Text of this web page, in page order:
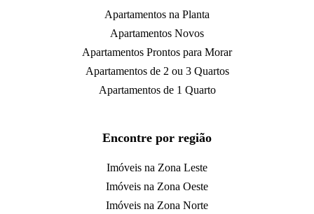
Apartamentos na Planta
Apartamentos Novos
Apartamentos Prontos para Morar
Apartamentos de 2 ou 3 Quartos
Apartamentos de 1 Quarto
Encontre por região
Imóveis na Zona Leste
Imóveis na Zona Oeste
Imóveis na Zona Norte